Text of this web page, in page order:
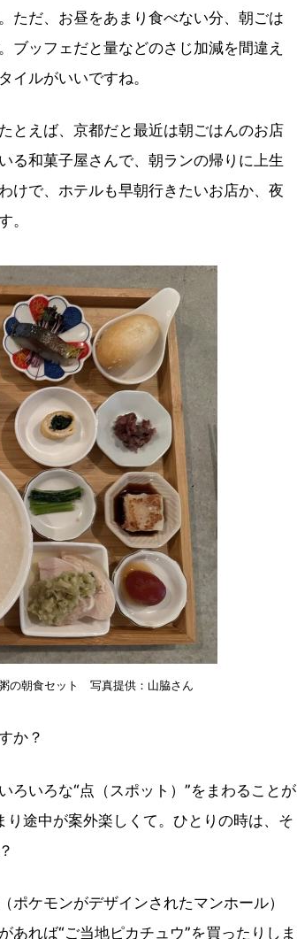
ただ、お昼をあまり食べない分、朝ごは
ブッフェだと量などのさじ加減を間違え
イルがいいですね。
とえば、京都だと最近は朝ごはんのお店
る和菓子屋さんで、朝ランの帰りに上生
けで、ホテルも早朝行きたいお店か、夜
。
の朝食セット 写真提供：山脇さん
か？
いろな“点（スポット）”をまわることが
り途中が案外楽しくて。ひとりの時は、そ
ケモンがデザインされたマンホール）
れば“ご当地ピカチュウ”を買ったりしま